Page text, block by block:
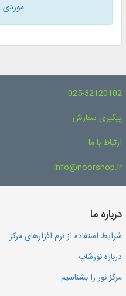
025-32120102
پیگیری سفارش
ارتباط با ما
info@noorshop.ir
درباره ما
شرایط استفاده از نرم افزارهای مرکز
درباره نورشاپ
مرکز نور را بشناسیم